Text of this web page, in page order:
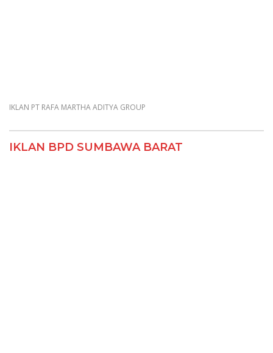
IKLAN PT RAFA MARTHA ADITYA GROUP
IKLAN BPD SUMBAWA BARAT